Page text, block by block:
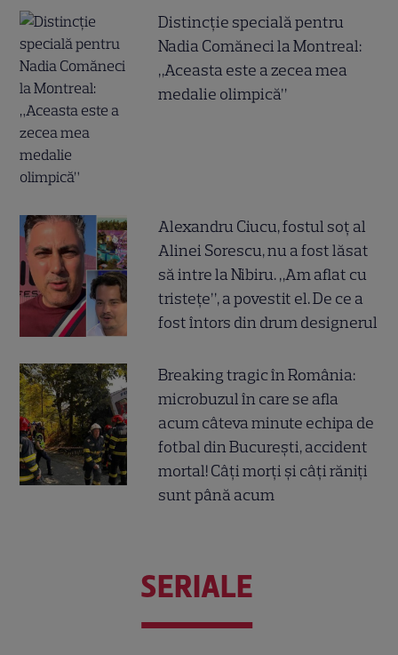
Distincție specială pentru
Nadia Comăneci la Montreal:
„Aceasta este a zecea mea
medalie olimpică”
Alexandru Ciucu, fostul soț al
Alinei Sorescu, nu a fost lăsat
să intre la Nibiru. „Am aflat cu
tristețe”, a povestit el. De ce a
fost întors din drum designerul
Breaking tragic în România:
microbuzul în care se afla
acum câteva minute echipa de
fotbal din București, accident
mortal! Câți morți și câți răniți
sunt până acum
SERIALE